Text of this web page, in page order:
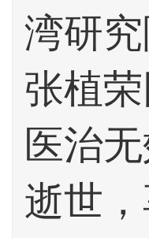
湾研
张植
医治
逝世